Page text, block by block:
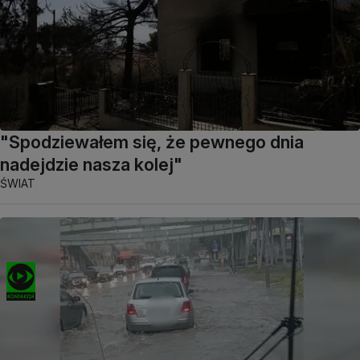
"Spodziewałem się, że pewnego dnia
nadejdzie nasza kolej"
ŚWIAT